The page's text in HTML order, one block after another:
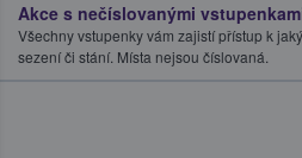
Akce s nečíslovanými
Všechny vstupenky vám zajistí přístup k
sezení či stání. Místa nejsou číslovaná.